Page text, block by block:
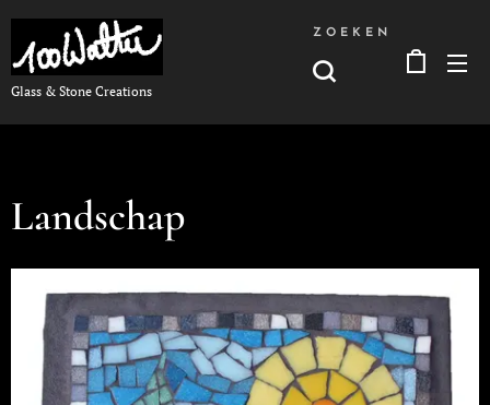
Glass & Stone Creations
ZOEKEN
Landschap